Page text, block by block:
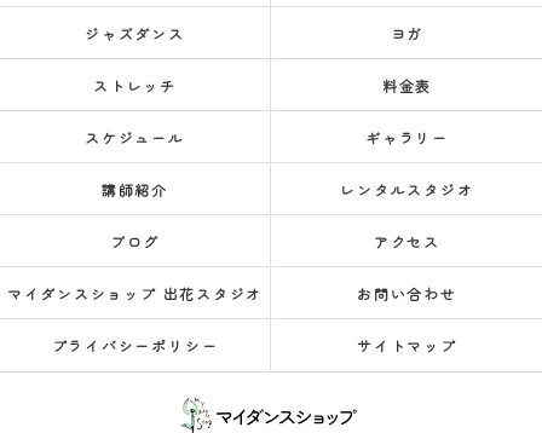
ジャズダンス ヨガ
ストレッチ 料金表
スケジュール ギャラリー
講師紹介 レンタルスタジオ
ブログ アクセス
マイダンスショップ 出花スタジオ お問い合わせ
プライバシーポリシー サイトマップ